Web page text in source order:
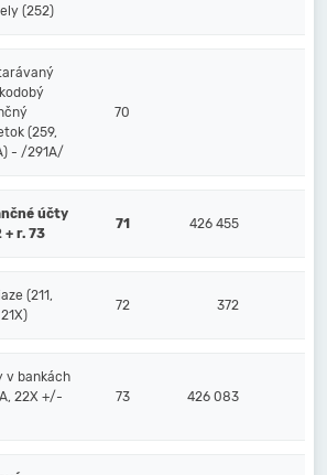
(252)
(259,
- /291A/
70
účty
+ r. 73
71 426 455
(211,
72 372
v bankách
22X +/-
73 426 083